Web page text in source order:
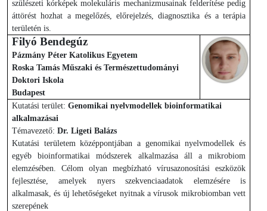
szülészeti kórképek molekuláris mechanizmusainak felderítése pedig
áttörést hozhat a megelőzés, előrejelzés, diagnosztika és a terápia
területén is.
Filyó Bendegúz
Pázmány Péter Katolikus Egyetem
Roska Tamás Műszaki és Természettudományi
Doktori Iskola
Budapest
Kutatási terület: Genomikai nyelvmodellek bioinformatikai
alkalmazásai
Témavezető: Dr. Ligeti Balázs
Kutatási területem középpontjában a genomikai nyelvmodellek és
egyéb bioinformatikai módszerek alkalmazása áll a mikrobiom
elemzésében. Célom olyan megbízható vírusazonosítási eszközök
fejlesztése, amelyek nyers szekvenciaadatok elemzésére is
alkalmasak, és új lehetőségeket nyitnak a vírusok mikrobiomban vett
szerepének